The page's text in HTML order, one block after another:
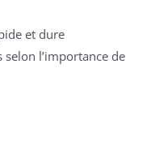
et dure
l’importance de